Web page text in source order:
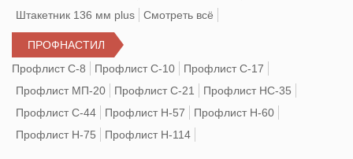
Штакетник 136 мм plus
Смотреть всё
ПРОФНАСТИЛ
Профлист С-8
Профлист С-10
Профлист С-17
Профлист МП-20
Профлист С-21
Профлист НС-35
Профлист С-44
Профлист Н-57
Профлист Н-60
Профлист Н-75
Профлист Н-114